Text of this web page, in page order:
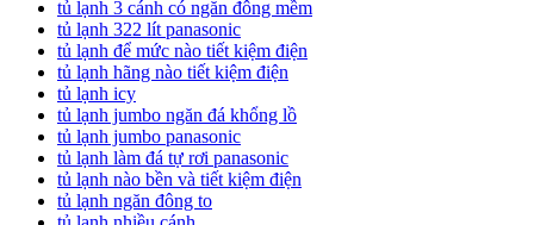
tủ lạnh 3 cánh có ngăn đông mềm
tủ lạnh 322 lít panasonic
tủ lạnh để mức nào tiết kiệm điện
tủ lạnh hãng nào tiết kiệm điện
tủ lạnh icy
tủ lạnh jumbo ngăn đá khổng lồ
tủ lạnh jumbo panasonic
tủ lạnh làm đá tự rơi panasonic
tủ lạnh nào bền và tiết kiệm điện
tủ lạnh ngăn đông to